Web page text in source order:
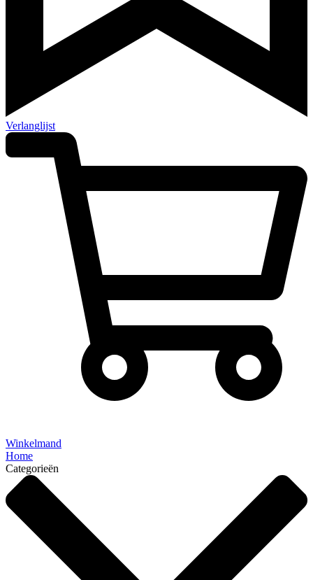
Verlanglijst
Winkelmand
Home
Categorieën